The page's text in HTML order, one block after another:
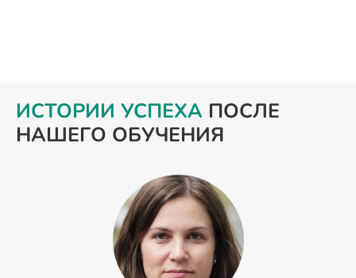
ИСТОРИИ УСПЕХА ПОСЛЕ
НАШЕГО ОБУЧЕНИЯ